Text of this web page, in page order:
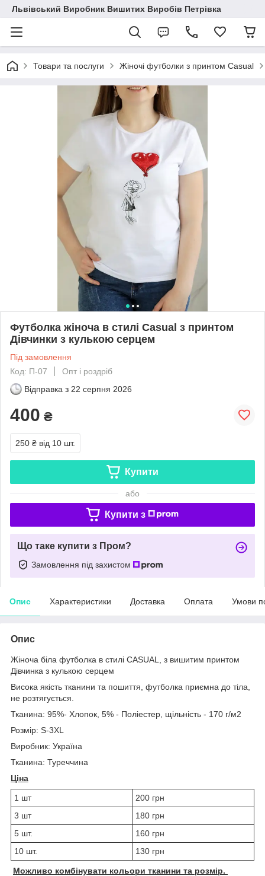
Львівський Виробник Вишитих Виробів Петрівка
Товари та послуги Жіночі футболки з принтом Casual
Футболка жіноча в стилі Casual з принтом
Дівчинки з кулькою серцем
Під замовлення
Код: П-07
Опт і роздріб
Відправка з 22 серпня 2026
400 ₴
250 ₴ від 10 шт.
Купити
або
Купити з
Що таке купити з Пром?
Замовлення під захистом
Опис Характеристики Доставка Оплата Умови
Опис
Жіноча біла футболка в стилі CASUAL, з вишитим принтом
Дівчинка з кулькою серцем
Висока якість тканини та пошиття, футболка приємна до тіла,
не розтягується.
Тканина: 95%- Хлопок, 5% - Поліестер, щільність - 170 г/м2
Розмір: S-3XL
Виробник: Україна
Тканина: Туреччина
Ціна
1 шт
200 грн
3 шт
180 грн
5 шт.
160 грн
10 шт.
130 грн
Можливо комбінувати кольори тканини та розмір.